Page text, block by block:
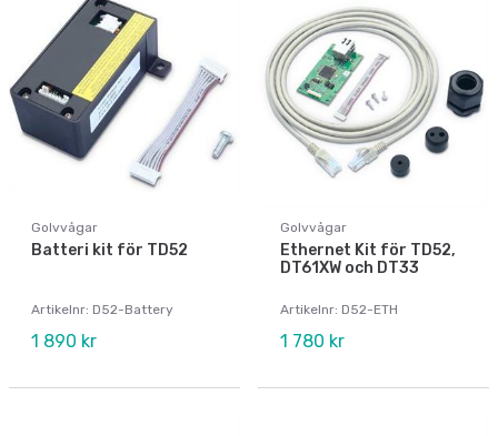
Golvvågar
Batteri kit för TD52
Artikelnr: D52-Battery
1 890 kr
Golvvågar
Ethernet Kit för TD52,
DT61XW och DT33
Artikelnr: D52-ETH
1 780 kr